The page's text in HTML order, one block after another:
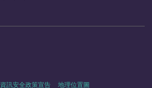
資訊安全政策宣告 地理位置圖